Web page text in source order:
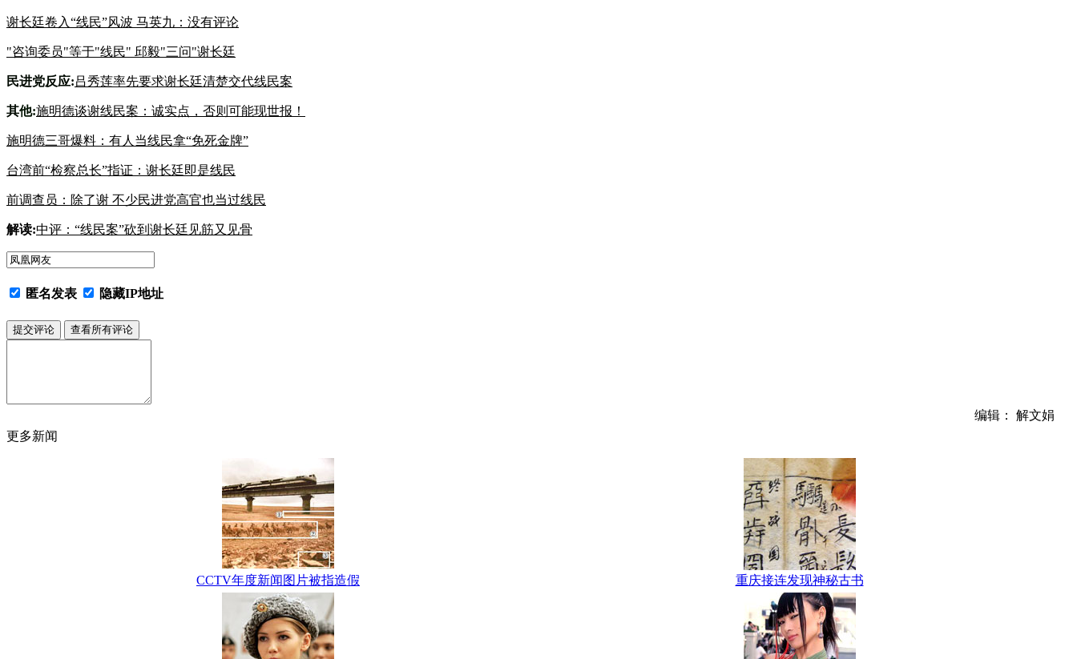
谢长廷卷入“线民”风波 马英九：没有评论
"咨询委员"等于"线民" 邱毅"三问"谢长廷
民进党反应:吕秀莲率先要求谢长廷清楚交代线民案
其他:施明德谈谢线民案：诚实点，否则可能现世报！
施明德三哥爆料：有人当线民拿“免死金牌”
台湾前“检察总长”指证：谢长廷即是线民
前调查员：除了谢 不少民进党高官也当过线民
解读:中评：“线民案”砍到 谢长廷见筋又见骨
匿名发表 隐藏IP地址
编辑： 解文娟
更多新闻
CCTV年度新闻图片被指造假 重庆接连发现神秘古书